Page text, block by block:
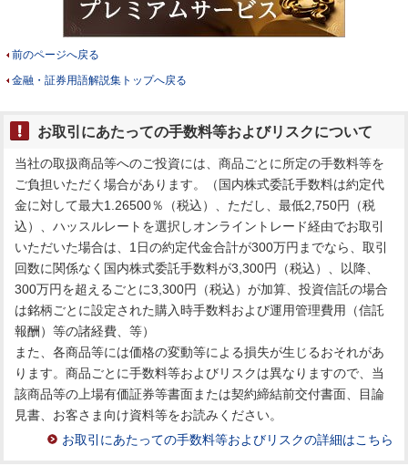
前のページへ戻る
金融・証券用語解説集トップへ戻る
お取引にあたっての手数料等およびリスクについて
当社の取扱商品等へのご投資には、商品ごとに所定の手数料等を
ご負担いただく場合があります。（国内株式委託手数料は約定代
金に対して最大1.26500％（税込）、ただし、最低2,750円（税
込）、ハッスルレートを選択しオンライントレード経由でお取引
いただいた場合は、1日の約定代金合計が300万円までなら、取引
回数に関係なく国内株式委託手数料が3,300円（税込）、以降、
300万円を超えるごとに3,300円（税込）が加算、投資信託の場合
は銘柄ごとに設定された購入時手数料および運用管理費用（信託
報酬）等の諸経費、等）
また、各商品等には価格の変動等による損失が生じるおそれがあ
ります。商品ごとに手数料等およびリスクは異なりますので、当
該商品等の上場有価証券等書面または契約締結前交付書面、目論
見書、お客さま向け資料等をお読みください。
お取引にあたっての手数料等およびリスクの詳細はこちら